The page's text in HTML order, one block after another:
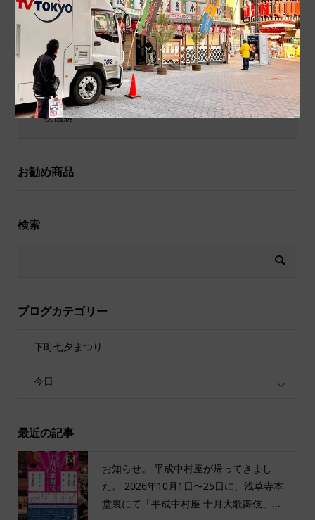
ポチ袋
和小物
祝儀袋
お勧め商品
検索
ブログカテゴリー
下町七夕まつり
今日
最近の記事
お知らせ。 平成中村座が帰ってきまし
た。 2026年10月1日〜25日に、浅草寺本
堂裏にて「平成中村座 十月大歌舞伎」...